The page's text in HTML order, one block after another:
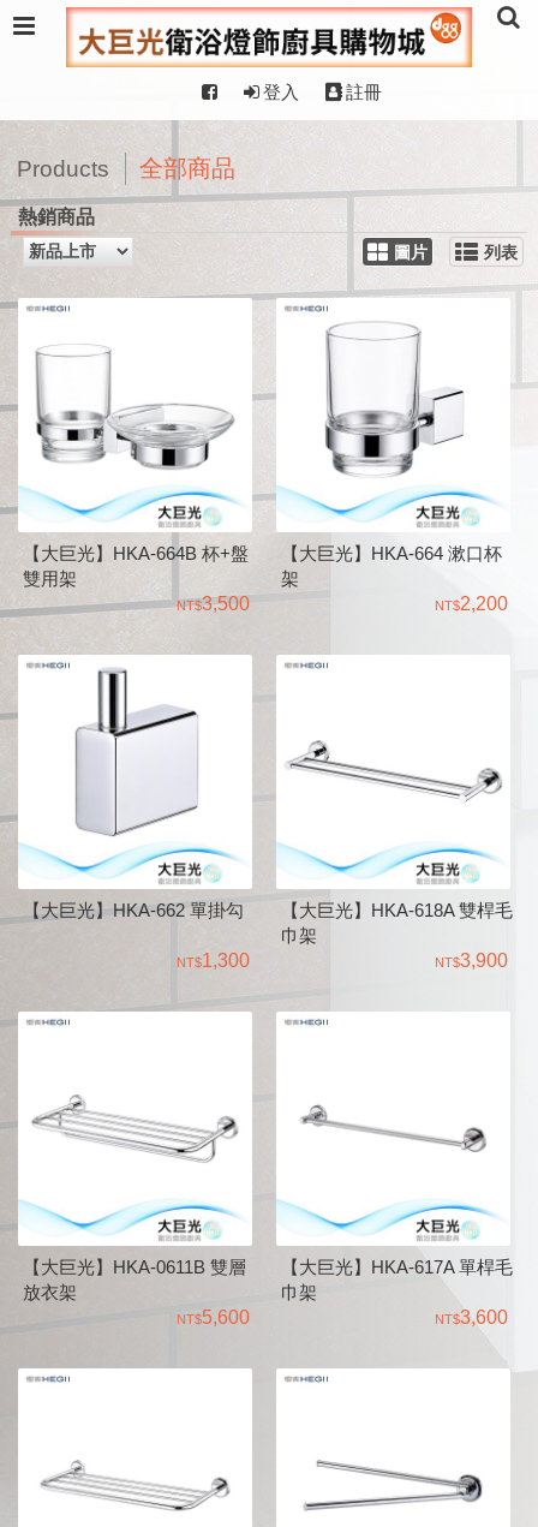
登入 註冊
Products 全部商品
熱銷商品
圖片 列表
【大巨光】HKA-664B 杯+盤
雙用架
3,500
【大巨光】HKA-664 漱口杯
架
2,200
【大巨光】HKA-662 單掛勾
1,300
【大巨光】HKA-618A 雙桿毛
巾架
3,900
【大巨光】HKA-0611B 雙層
放衣架
5,600
【大巨光】HKA-617A 單桿毛
巾架
3,600